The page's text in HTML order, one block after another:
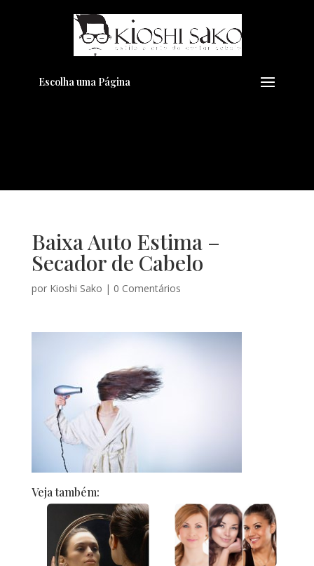
Escolha uma Página
Baixa Auto Estima –
Secador de Cabelo
por Kioshi Sako | 0 Comentários
Veja também:
Pensando em transformar seu
Visual??